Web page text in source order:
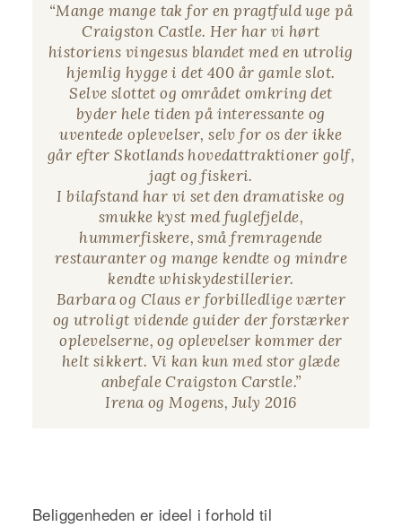
“Mange mange tak for en pragtfuld uge på
Craigston Castle. Her har vi hørt
historiens vingesus blandet med en utrolig
hjemlig hygge i det 400 år gamle slot.
Selve slottet og området omkring det
byder hele tiden på interessante og
uventede oplevelser, selv for os der ikke
går efter Skotlands hovedattraktioner golf,
jagt og fiskeri.
I bilafstand har vi set den dramatiske og
smukke kyst med fuglefjelde,
hummerfiskere, små fremragende
restauranter og mange kendte og mindre
kendte whiskydestillerier.
Barbara og Claus er forbilledlige værter
og utroligt vidende guider der forstærker
oplevelserne, og oplevelser kommer der
helt sikkert. Vi kan kun med stor glæde
anbefale Craigston Carstle.”
Irena og Mogens, July 2016
Beliggenheden er ideel i forhold til